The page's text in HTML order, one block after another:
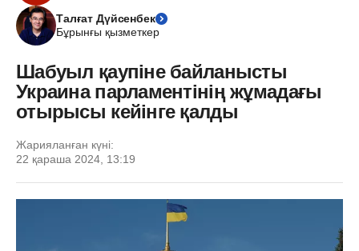
Талғат Дүйсенбек
Бұрынғы қызметкер
Шабуыл қаупіне байланысты
Украина парламентінің жұмадағы
отырысы кейінге қалды
Жарияланған күні:
22 қараша 2024, 13:19